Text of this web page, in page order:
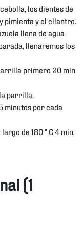
los dientes de
pimienta y el cilantro.
llena de agua
llenaremos los
primero 20 min
parrilla,
minutos por cada
de 180 ° C 4 min.
(1